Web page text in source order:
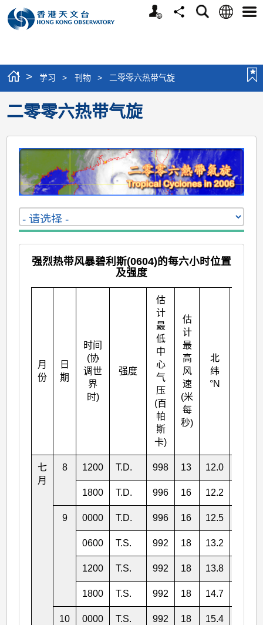
个
分
搜
语
选
> 学习 > 刊物 > 二零零六热带气旋
二零零六热带气旋
强烈热带风暴碧利斯(0604)的每六小时位置
及强度
月
份
日
期
时间
(协
调世
界
时)
强度
估
计
最
低
中
心
气
压
(百
帕
斯
卡)
估
计
最
高
风
速
(米
每
秒)
北
纬
°N
七
月
8 1200 T.D. 998 13 12.0
1800 T.D. 996 16 12.2
9 0000 T.D. 996 16 12.5
0600 T.S. 992 18 13.2
1200 T.S. 992 18 13.8
1800 T.S. 992 18 14.7
10 0000 T.S. 992 18 15.4